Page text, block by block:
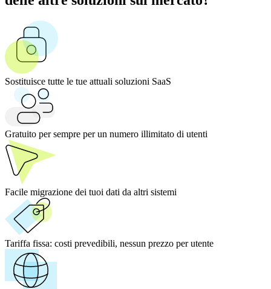
Sostituisce tutte le tue attuali soluzioni SaaS
Gratuito per sempre per un numero illimitato di utenti
Facile migrazione dei tuoi dati da altri sistemi
Tariffa fissa: costi prevedibili, nessun prezzo per utente